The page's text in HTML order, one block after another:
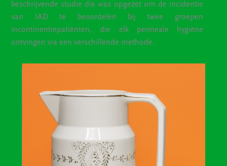
beschrijvende studie die was opgezet om de incidentie
van IAD te beoordelen bij twee groepen
incontinentiepatiënten, die elk perineale hygiëne
ontvingen via een verschillende methode.